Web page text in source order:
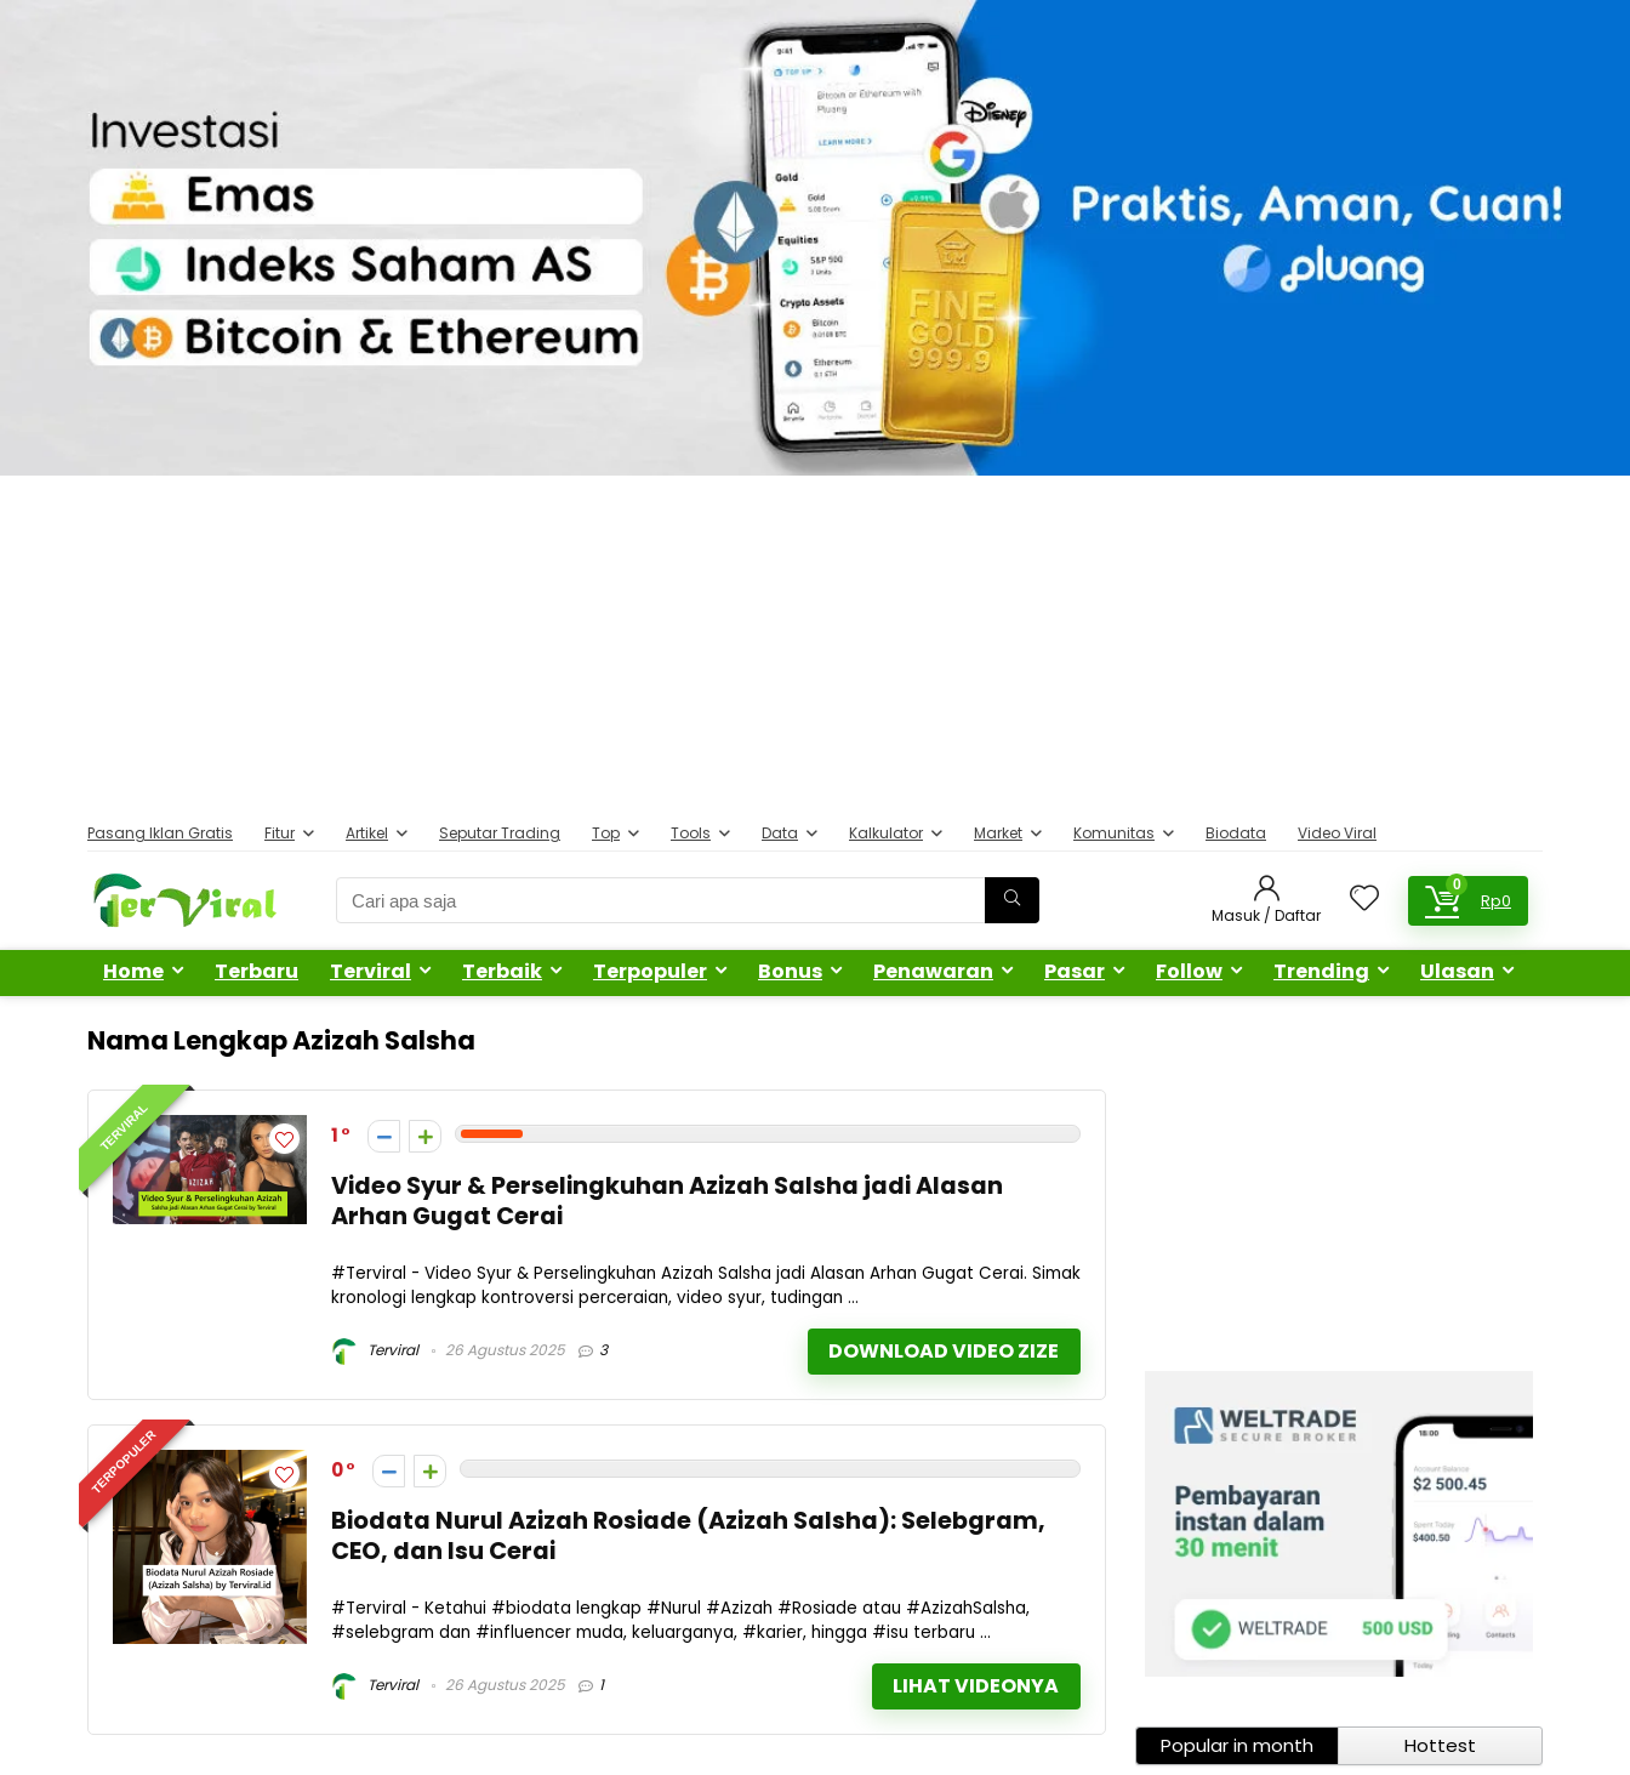
Pasang Iklan Gratis Fitur Artikel Seputar Trading Top Tools Data Kalkulator Market Komunitas Biodata Video Viral
Masuk / Daftar
0
Rp0
Home Terbaru Terviral Terbaik Terpopuler Bonus Penawaran Pasar Follow Trending Ulasan
Nama Lengkap Azizah Salsha
TERVIRAL 1
Video Syur & Perselingkuhan Azizah Salsha jadi Alasan
Arhan Gugat Cerai
#Terviral - Video Syur & Perselingkuhan Azizah Salsha jadi Alasan Arhan Gugat Cerai. Simak
kronologi lengkap kontroversi perceraian, video syur, tudingan ...
Terviral 26 Agustus 2025 3 DOWNLOAD VIDEO ZIZE
TERPOPULER 0
Biodata Nurul Azizah Rosiade (Azizah Salsha): Selebgram,
CEO, dan Isu Cerai
#Terviral - Ketahui #biodata lengkap #Nurul #Azizah #Rosiade atau #AzizahSalsha,
#selebgram dan #influencer muda, keluarganya, #karier, hingga #isu terbaru ...
Terviral 26 Agustus 2025 1 LIHAT VIDEONYA
Popular in month
Hottest